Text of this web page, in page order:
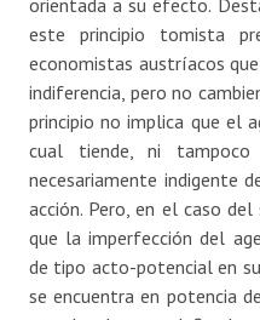
orientada a su efecto.
este principio tomista
economistas austríacos
indiferencia, pero no
principio no implica que el
cual tiende, ni
necesariamente indigente
acción. Pero, en el caso
que la imperfección del
de tipo acto-potencial en
se encuentra en potencia